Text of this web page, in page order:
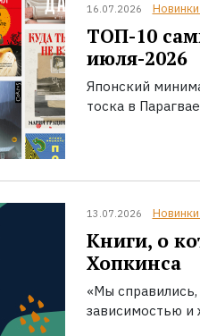
16.07.2026 Новинки
ТОП-10
июля-2026
Японский
тоска в
13.07.2026 Новинки
Книги, о
Хопкинса
«Мы
зависимостью и